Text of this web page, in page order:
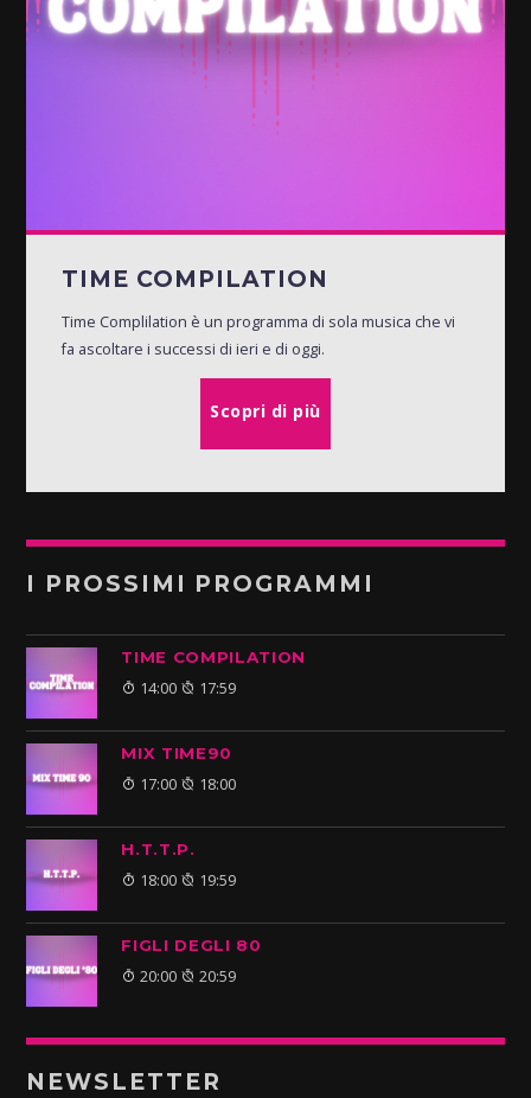
TIME COMPILATION
Time Complilation è un programma di sola musica che vi
fa ascoltare i successi di ieri e di oggi.
Scopri di più
I PROSSIMI PROGRAMMI
TIME COMPILATION
14:00 17:59
MIX TIME90
17:00 18:00
H.T.T.P.
18:00 19:59
FIGLI DEGLI 80
20:00 20:59
NEWSLETTER